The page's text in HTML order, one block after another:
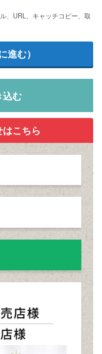
、URL、キャッチコピー、取
込む